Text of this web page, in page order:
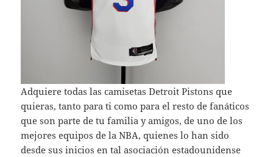
Adquiere todas las camisetas Detroit Pistons que
quieras, tanto para ti como para el resto de fanáticos
que son parte de tu familia y amigos, de uno de los
mejores equipos de la NBA, quienes lo han sido
desde sus inicios en tal asociación estadounidense